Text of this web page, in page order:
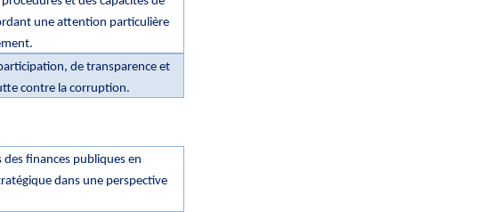
une attention particulière
de transparence et
contre la corruption.
des finances publiques en
dans une perspective